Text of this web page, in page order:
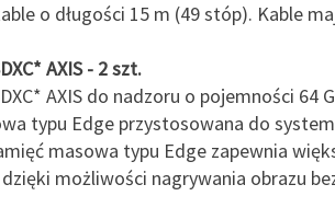
o długości 15 m (49 stóp). Kable
AXIS - 2 szt.
AXIS do nadzoru o pojemności 64
typu Edge przystosowana do
masowa typu Edge zapewnia
możliwości nagrywania obrazu